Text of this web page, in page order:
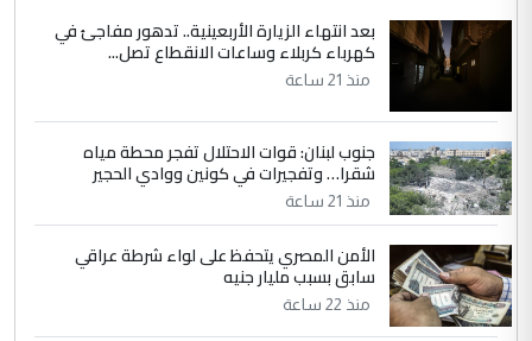
بعد انتهاء الزيارة الأربعينية.. تدهور مفاجئ في
كهرباء كربلاء وساعات الانقطاع تصل...
منذ 21 ساعة
جنوب لبنان: قوات الاحتلال تفجر محطة مياه
شقرا… وتفجيرات في كونين ووادي الحجير
منذ 21 ساعة
الأمن المصري يتحفظ على لواء شرطة عراقي
سابق بسبب مليار جنيه
منذ 22 ساعة